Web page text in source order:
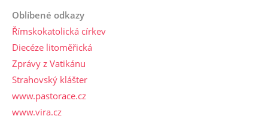
Oblíbené odkazy
Římskokatolická církev
Diecéze litoměřická
Zprávy z Vatikánu
Strahovský klášter
www.pastorace.cz
www.vira.cz